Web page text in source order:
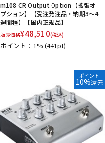
m108 CR Output Option【拡張オ
プション】【受注発注品・納期3～4
週間程】【国内正規品】
販売価格¥48,510(税込)
ポイント：1%(441pt)
ポイント
10%還元